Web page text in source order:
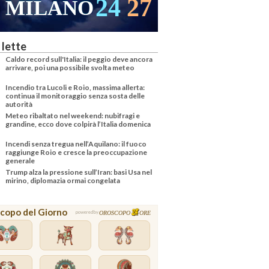
MILANO24 27
lette
Caldo record sull'Italia: il peggio deve ancora
arrivare, poi una possibile svolta meteo
Incendio tra Lucoli e Roio, massima allerta:
continua il monitoraggio senza sosta delle
autorità
Meteo ribaltato nel weekend: nubifragi e
grandine, ecco dove colpirà l’Italia domenica
Incendi senza tregua nell’Aquilano: il fuoco
raggiunge Roio e cresce la preoccupazione
generale
Trump alza la pressione sull’Iran: basi Usa nel
mirino, diplomazia ormai congelata
del Giorno powered byOROSCOPO ORE